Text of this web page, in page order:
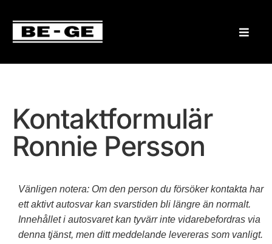
Kontaktformulär
Ronnie Persson
Vänligen notera: Om den person du försöker kontakta har
ett aktivt autosvar kan svarstiden bli längre än normalt.
Innehållet i autosvaret kan tyvärr inte vidarebefordras via
denna tjänst, men ditt meddelande levereras som vanligt.